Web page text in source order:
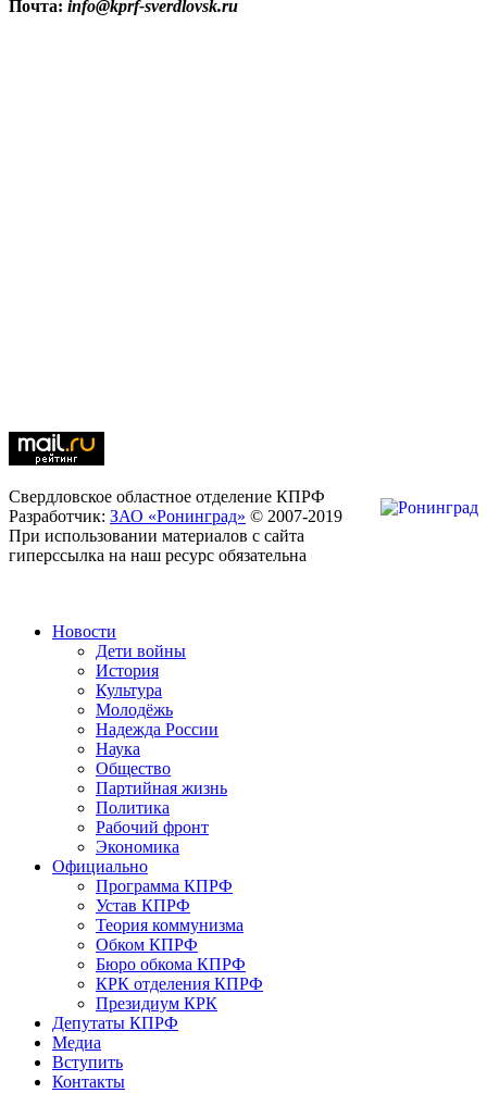
Почта: info@kprf-sverdlovsk.ru
Свердловское областное отделение КПРФ
Разработчик: ЗАО «Ронинград» © 2007-2019
При использовании материалов с сайта
гиперссылка на наш ресурс обязательна
Новости
Дети войны
История
Культура
Молодёжь
Надежда России
Наука
Общество
Партийная жизнь
Политика
Рабочий фронт
Экономика
Официально
Программа КПРФ
Устав КПРФ
Теория коммунизма
Обком КПРФ
Бюро обкома КПРФ
КРК отделения КПРФ
Президиум КРК
Депутаты КПРФ
Медиа
Вступить
Контакты